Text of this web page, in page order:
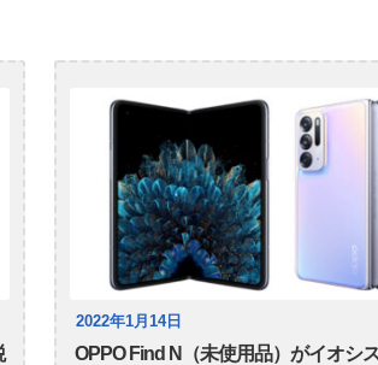
2022年1月14日
OPPO Find N（未使用品）がイオシ